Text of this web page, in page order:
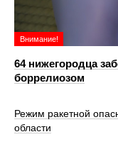
Внимание!
64 нижегородца
боррелиозом
Режим ракетной
области